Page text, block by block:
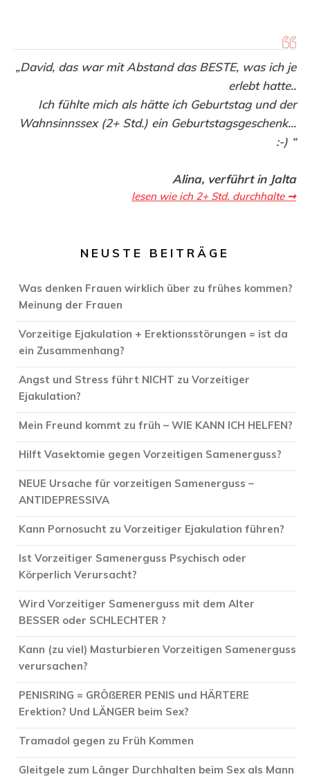
„David, das war mit Abstand das BESTE, was ich je
erlebt hatte..
Ich fühlte mich als hätte ich Geburtstag und der
Wahnsinnssex (2+ Std.) ein Geburtstagsgeschenk...
:-) “
Alina, verführt in Jalta
lesen wie ich 2+ Std. durchhalte ➞
NEUSTE BEITRÄGE
Was denken Frauen wirklich über zu frühes kommen?
Meinung der Frauen
Vorzeitige Ejakulation + Erektionsstörungen = ist da
ein Zusammenhang?
Angst und Stress führt NICHT zu Vorzeitiger
Ejakulation?
Mein Freund kommt zu früh – WIE KANN ICH HELFEN?
Hilft Vasektomie gegen Vorzeitigen Samenerguss?
NEUE Ursache für vorzeitigen Samenerguss –
ANTIDEPRESSIVA
Kann Pornosucht zu Vorzeitiger Ejakulation führen?
Ist Vorzeitiger Samenerguss Psychisch oder
Körperlich Verursacht?
Wird Vorzeitiger Samenerguss mit dem Alter
BESSER oder SCHLECHTER ?
Kann (zu viel) Masturbieren Vorzeitigen Samenerguss
verursachen?
PENISRING = GRÖßERER PENIS und HÄRTERE
Erektion? Und LÄNGER beim Sex?
Tramadol gegen zu Früh Kommen
Gleitgele zum Länger Durchhalten beim Sex als Mann